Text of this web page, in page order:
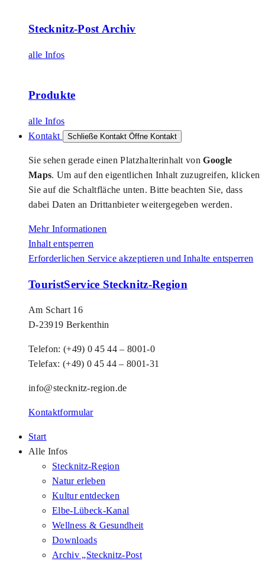
Stecknitz-Post Archiv
alle Infos
Produkte
alle Infos
Kontakt
Schließe Kontakt Öffne Kontakt
Sie sehen gerade einen Platzhalterinhalt vonGoogle
Maps. Um auf den eigentlichen Inhalt zuzugreifen, klicken
Sie auf die Schaltfläche unten. Bitte beachten Sie, dass
dabei Daten an Drittanbieter weitergegeben werden.
Mehr Informationen
Inhalt entsperren
Erforderlichen Service akzeptieren und Inhalte entsperren
TouristService Stecknitz-Region
Am Schart 16
D-23919 Berkenthin
Telefon: (+49) 0 45 44 – 8001-0
Telefax: (+49) 0 45 44 – 8001-31
info@stecknitz-region.de
Kontaktformular
Start
Alle Infos
Stecknitz-Region
Natur erleben
Kultur entdecken
Elbe-Lübeck-Kanal
Wellness & Gesundheit
Downloads
Archiv „Stecknitz-Post